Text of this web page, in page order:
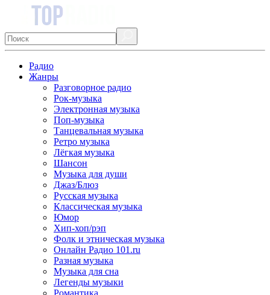
Радио
Жанры
Разговорное радио
Рок-музыка
Электронная музыка
Поп-музыка
Танцевальная музыка
Ретро музыка
Лёгкая музыка
Шансон
Музыка для души
Джаз/Блюз
Русская музыка
Классическая музыка
Юмор
Хип-хоп/рэп
Фолк и этническая музыка
Онлайн Радио 101.ru
Разная музыка
Музыка для сна
Легенды музыки
Романтика